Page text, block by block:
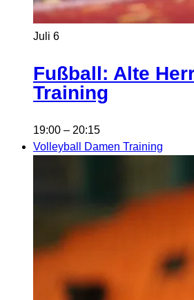
Juli 6
Fußball: Alte
Training
19:00 – 20:15
Volleyball Damen Training